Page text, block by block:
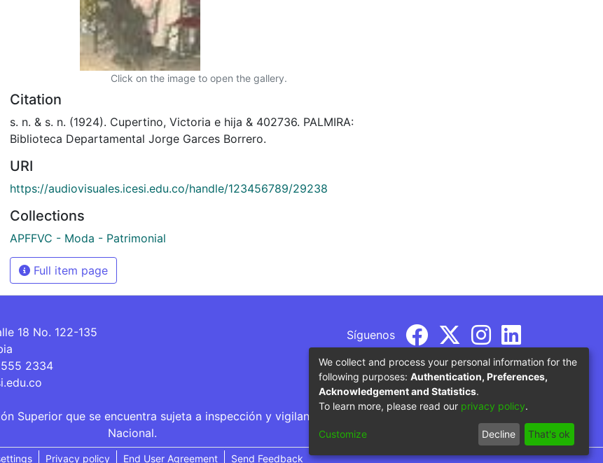
Click on the image to open the gallery.
Citation
s. n. & s. n. (1924). Cupertino, Victoria e hija & 402736. PALMIRA:
Biblioteca Departamental Jorge Garces Borrero.
URI
https://audiovisuales.icesi.edu.co/handle/123456789/29238
Collections
APFFVC - Moda - Patrimonial
Full item page
18 No. 122-135
2334
Síguenos
Superior que se encuentra sujeta a inspección y vigilancia por parte del Ministerio de Educación
Nacional.
Privacy policy End User Agreement Send Feedback
We collect and process your personal information for the
following purposes: Authentication, Preferences,
Acknowledgement and Statistics.
To learn more, please read our privacy policy.
Customize Decline That's ok